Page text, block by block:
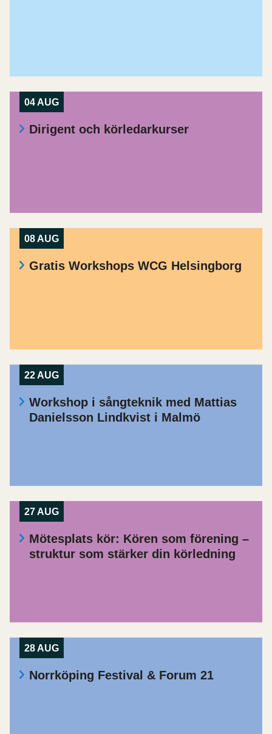
04 AUG
Dirigent och körledarkurser
08 AUG
Gratis Workshops WCG Helsingborg
22 AUG
Workshop i sångteknik med Mattias
Danielsson Lindkvist i Malmö
27 AUG
Mötesplats kör: Kören som förening –
struktur som stärker din körledning
28 AUG
Norrköping Festival & Forum 21